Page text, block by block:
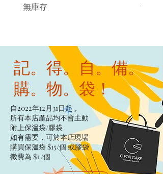
無庫存
無庫存
記。得。自。備。
購。物。袋！
自2022年12月31日起，
所有本店產品均不會主動
附上保溫袋/膠袋​
如有需要，可於本店現場
購買保溫袋 $15/個​ 或膠袋
徵費為 $1 /個